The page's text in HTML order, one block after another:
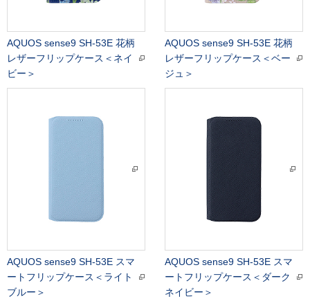
AQUOS sense9 SH-53E 花柄
レザーフリップケース＜ネイ
ビー＞
AQUOS sense9 SH-53E 花柄
レザーフリップケース＜ベー
ジュ＞
AQUOS sense9 SH-53E スマ
ートフリップケース＜ライト
ブルー＞
AQUOS sense9 SH-53E スマ
ートフリップケース＜ダーク
ネイビー＞